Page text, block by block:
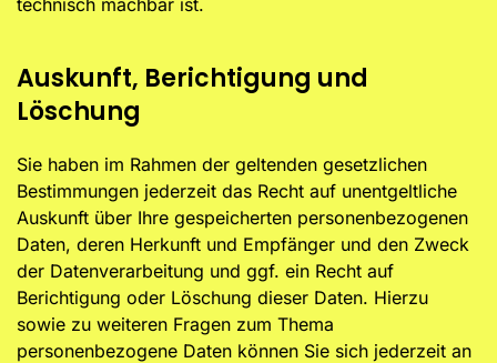
technisch machbar ist.
Auskunft, Berichtigung und
Löschung
Sie haben im Rahmen der geltenden gesetzlichen
Bestimmungen jederzeit das Recht auf unentgeltliche
Auskunft über Ihre gespeicherten personenbezogenen
Daten, deren Herkunft und Empfänger und den Zweck
der Datenverarbeitung und ggf. ein Recht auf
Berichtigung oder Löschung dieser Daten. Hierzu
sowie zu weiteren Fragen zum Thema
personenbezogene Daten können Sie sich jederzeit an